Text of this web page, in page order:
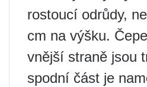
rostoucí odrůdy,
cm na výšku.
vnější straně jsou
spodní část je